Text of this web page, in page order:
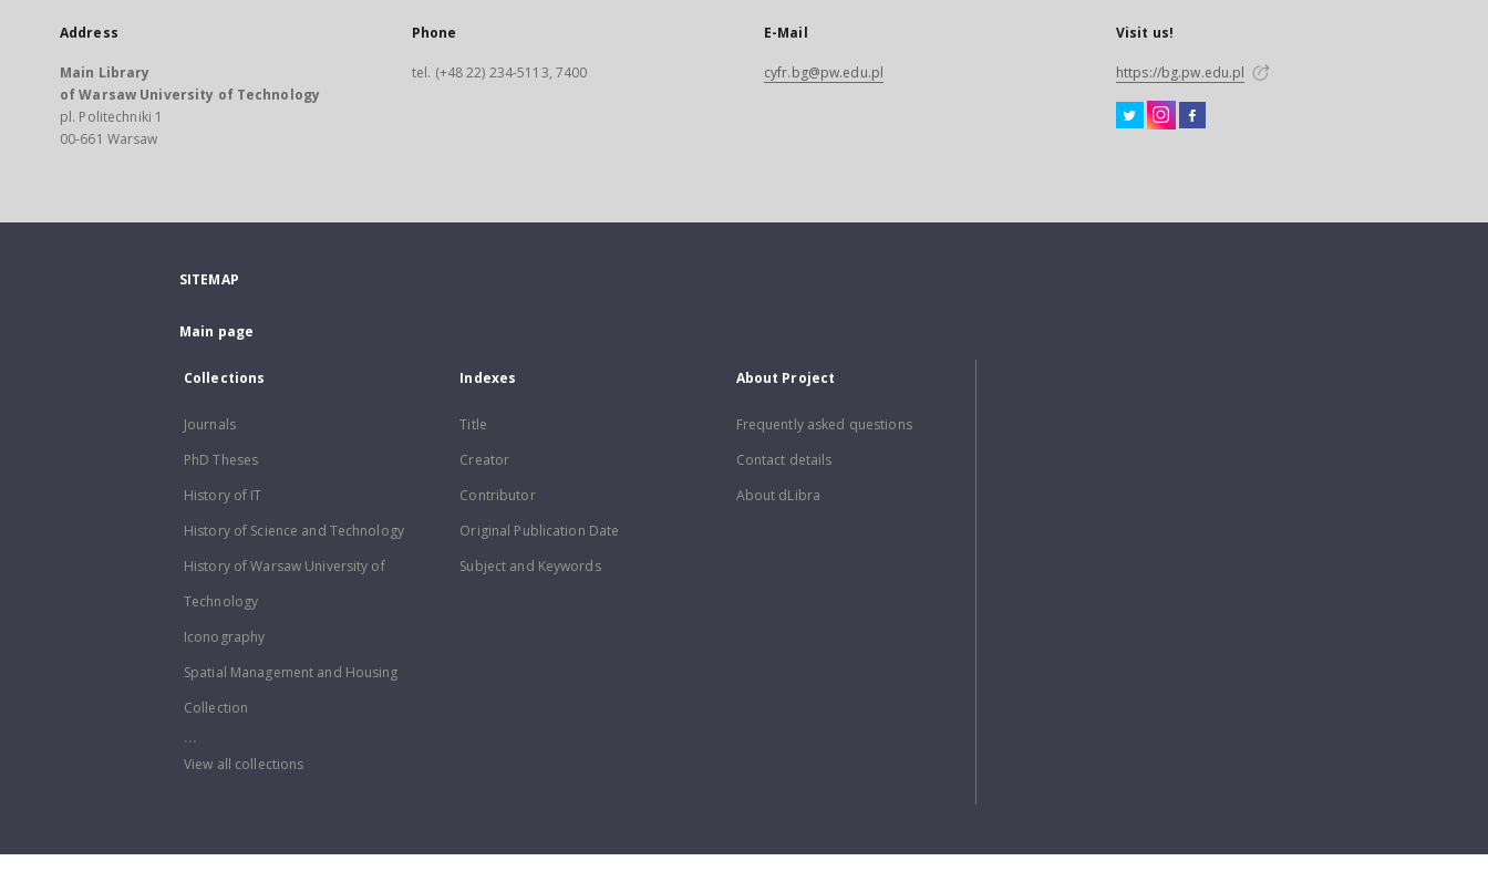
Address
Main Library
of Warsaw University of Technology
pl. Politechniki 1
00-661 Warsaw
Phone
tel. (+48 22) 234-5113, 7400
E-Mail
cyfr.bg@pw.edu.pl
Visit us!
https://bg.pw.edu.pl
SITEMAP
Main page
Collections
Journals
PhD Theses
History of IT
History of Science and Technology
History of Warsaw University of
Technology
Iconography
Spatial Management and Housing
Collection
...
View all collections
Indexes
Title
Creator
Contributor
Original Publication Date
Subject and Keywords
About Project
Frequently asked questions
Contact details
About dLibra